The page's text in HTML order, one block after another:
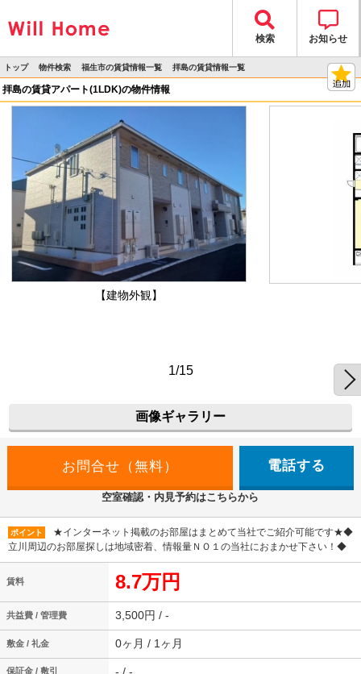
検索 お知らせ
トップ
>
物件検索
>
福生市の賃貸情報一覧
>
拝島の賃貸情報一覧
>
拝島の賃貸アパート(1LDK)の物件情報
【建物外観】
1/15
画像ギャラリー
電話する
空室確認・内見予約はこちらから
ポイント
★インターネット掲載のお部屋はまとめて当社でご紹介可能です★◆
立川周辺のお部屋探しは地域密着、情報量ＮＯ１の当社におまかせ下さい！◆
賃料 8.7万円
共益費 / 管理費 3,500円 / -
敷金 / 礼金 0ヶ月 / 1ヶ月
保証金 / 敷引